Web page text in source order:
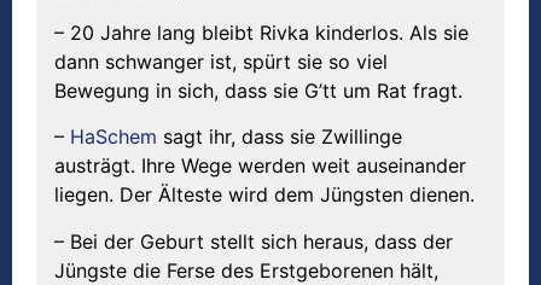
– 20 Jahre lang bleibt Rivka kinderlos. Als sie
dann schwanger ist, spürt sie so viel
Bewegung in sich, dass sie G’tt um Rat fragt.
– HaSchem sagt ihr, dass sie Zwillinge
austrägt. Ihre Wege werden weit auseinander
liegen. Der Älteste wird dem Jüngsten dienen.
– Bei der Geburt stellt sich heraus, dass der
Jüngste die Ferse des Erstgeborenen hält,